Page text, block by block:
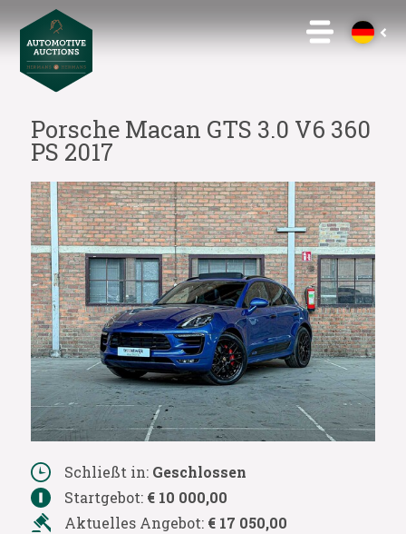
Porsche Macan GTS 3.0 V6 360
PS 2017
Schließt in: Geschlossen
Startgebot: € 10 000,00
Aktuelles Angebot: € 17 050,00